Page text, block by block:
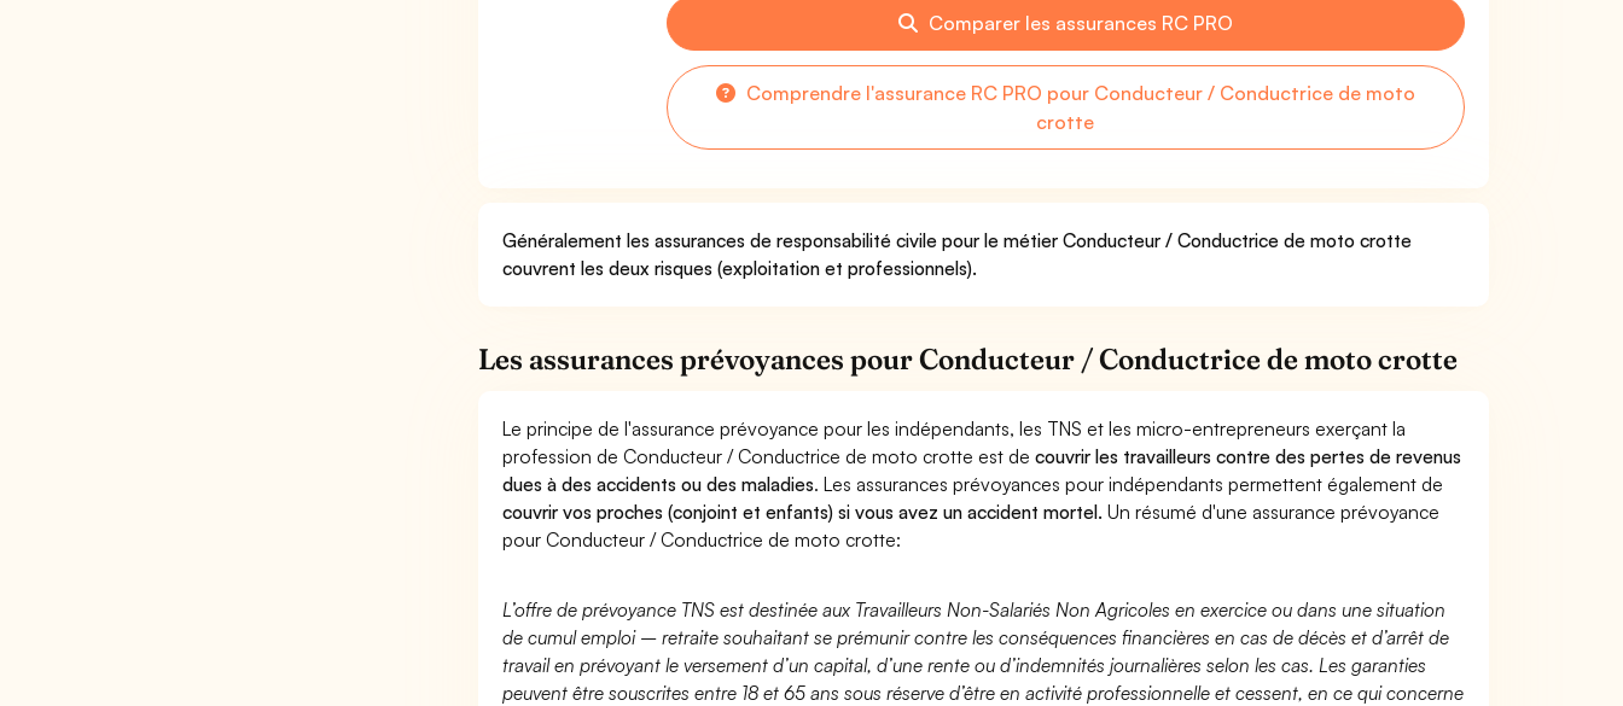
Comparer les assurances RC PRO
Comprendre l'assurance RC PRO pour Conducteur / Conductrice de moto
crotte
Généralement les assurances de responsabilité civile pour le métier Conducteur / Conductrice de moto crotte
couvrent les deux risques (exploitation et professionnels).
Les assurances prévoyances pour Conducteur / Conductrice de moto crotte
Le principe de l'assurance prévoyance pour les indépendants, les TNS et les micro-entrepreneurs exerçant la
profession de Conducteur / Conductrice de moto crotte est decouvrir les travailleurs contre des pertes de revenus
dues à des accidents ou des maladies. Les assurances prévoyances pour indépendants permettent également de
couvrir vos proches (conjoint et enfants) si vous avez un accident mortel. Un résumé d'une assurance prévoyance
pour Conducteur / Conductrice de moto crotte:
L’offre de prévoyance TNS est destinée aux Travailleurs Non-Salariés Non Agricoles en exercice ou dans une situation
de cumul emploi – retraite souhaitant se prémunir contre les conséquences financières en cas de décès et d’arrêt de
travail en prévoyant le versement d’un capital, d’une rente ou d’indemnités journalières selon les cas. Les garanties
peuvent être souscrites entre 18 et 65 ans sous réserve d’être en activité professionnelle et cessent, en ce qui concerne